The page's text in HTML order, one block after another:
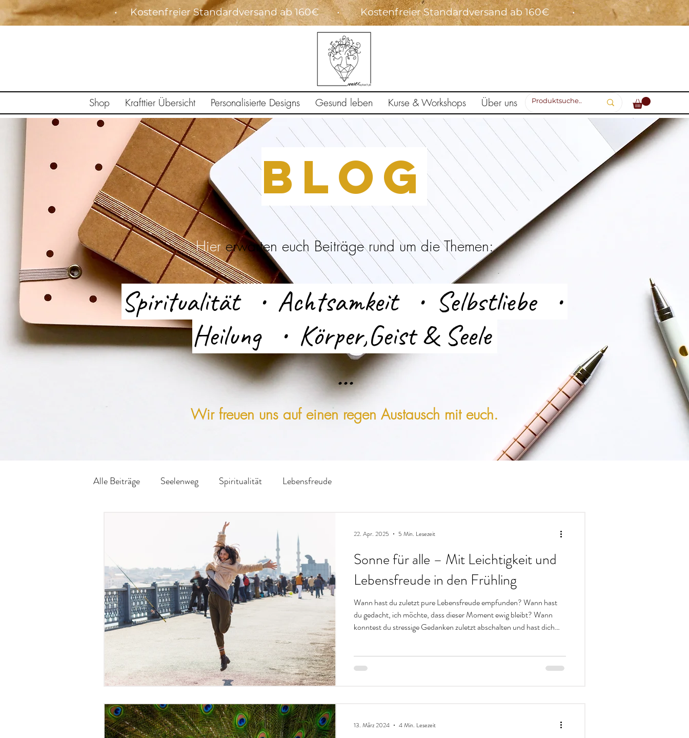
• Kostenfreier Standardversand ab 160€ • Kostenfreier Standardversand ab 160€ •
Shop Krafttier Übersicht Personalisierte Designs Gesund leben Kurse & Workshops Über uns
BLOG
Hiererwarten euch Beiträge rund um die Themen:
Spiritualität • Achtsamkeit • Selbstliebe •
Heilung • Körper,Geist & Seele
...
Wir freuen uns auf einen regen Austausch mit euch.
Alle Beiträge Seelenweg Spiritualität Lebensfreude
Sonne für alle – Mit Leichtigkeit und
Lebensfreude in den Frühling
Wann hast du zuletzt pure Lebensfreude empfunden? Wann hast
du gedacht, ich möchte, dass dieser Moment ewig bleibt? Wann
konntest du stressige Gedanken zuletzt abschalten und hast dich
bleiben lassen und die dich erkennen lassen, dass es mehr gibt, als
22. Apr. 2025 5 Min. Lesezeit
13. März 2024 4 Min. Lesezeit